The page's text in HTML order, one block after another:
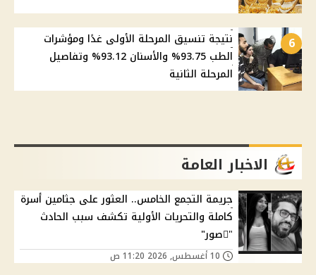
6
نتيجة تنسيق المرحلة الأولى غدًا ومؤشرات
الطب 93.75% والأسنان 93.12% وتفاصيل
المرحلة الثانية
الاخبار العامة
جريمة التجمع الخامس.. العثور على جثامين أسرة
كاملة والتحريات الأولية تكشف سبب الحادث
"ًصور"